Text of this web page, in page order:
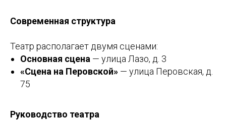
Современная структура
Театр располагает двумя сценами:
Основная сцена — улица Лазо, д. 3
«Сцена на Перовской» — улица Перовская, д.
75
Руководство театра